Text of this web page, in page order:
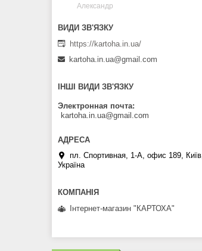
Александр
https://kartoha.in.ua/
kartoha.in.ua@gmail.com
ІНШІ ВИДИ ЗВ'ЯЗКУ
Электронная почта
kartoha.in.ua@gmail.com
пл. Спортивная, 1-А, офис 189, Київ,
Україна
Інтернет-магазин "КАРТОХА"